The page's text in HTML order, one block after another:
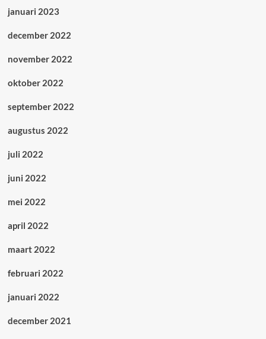
januari 2023
december 2022
november 2022
oktober 2022
september 2022
augustus 2022
juli 2022
juni 2022
mei 2022
april 2022
maart 2022
februari 2022
januari 2022
december 2021